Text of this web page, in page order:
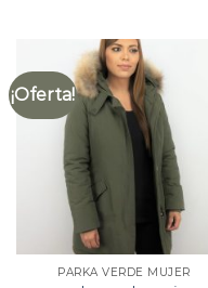
¡Oferta!
PARKA VERDE MUJER